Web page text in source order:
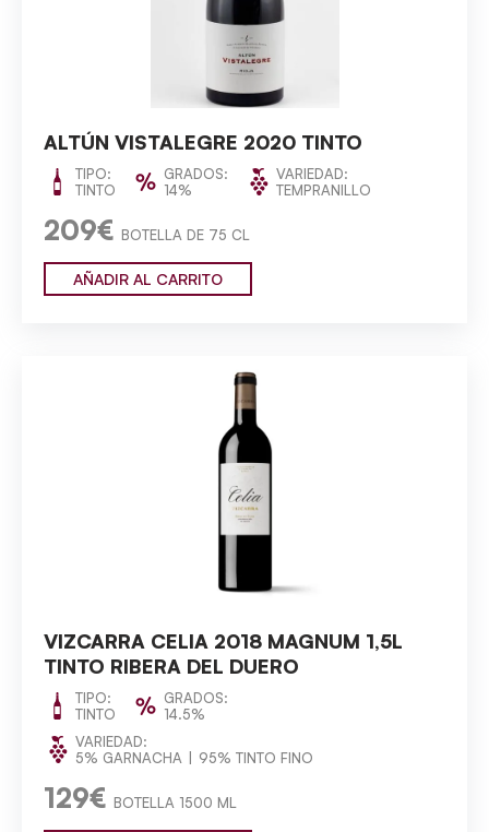
ALTÚN VISTALEGRE 2020 TINTO
TIPO:
TINTO
GRADOS:
14%
VARIEDAD:
TEMPRANILLO
209€ BOTELLA DE 75 CL
AÑADIR AL CARRITO
VIZCARRA CELIA 2018 MAGNUM 1,5L
TINTO RIBERA DEL DUERO
TIPO:
TINTO
GRADOS:
14.5%
VARIEDAD:
5% GARNACHA
95% TINTO FINO
129€ BOTELLA 1500 ML